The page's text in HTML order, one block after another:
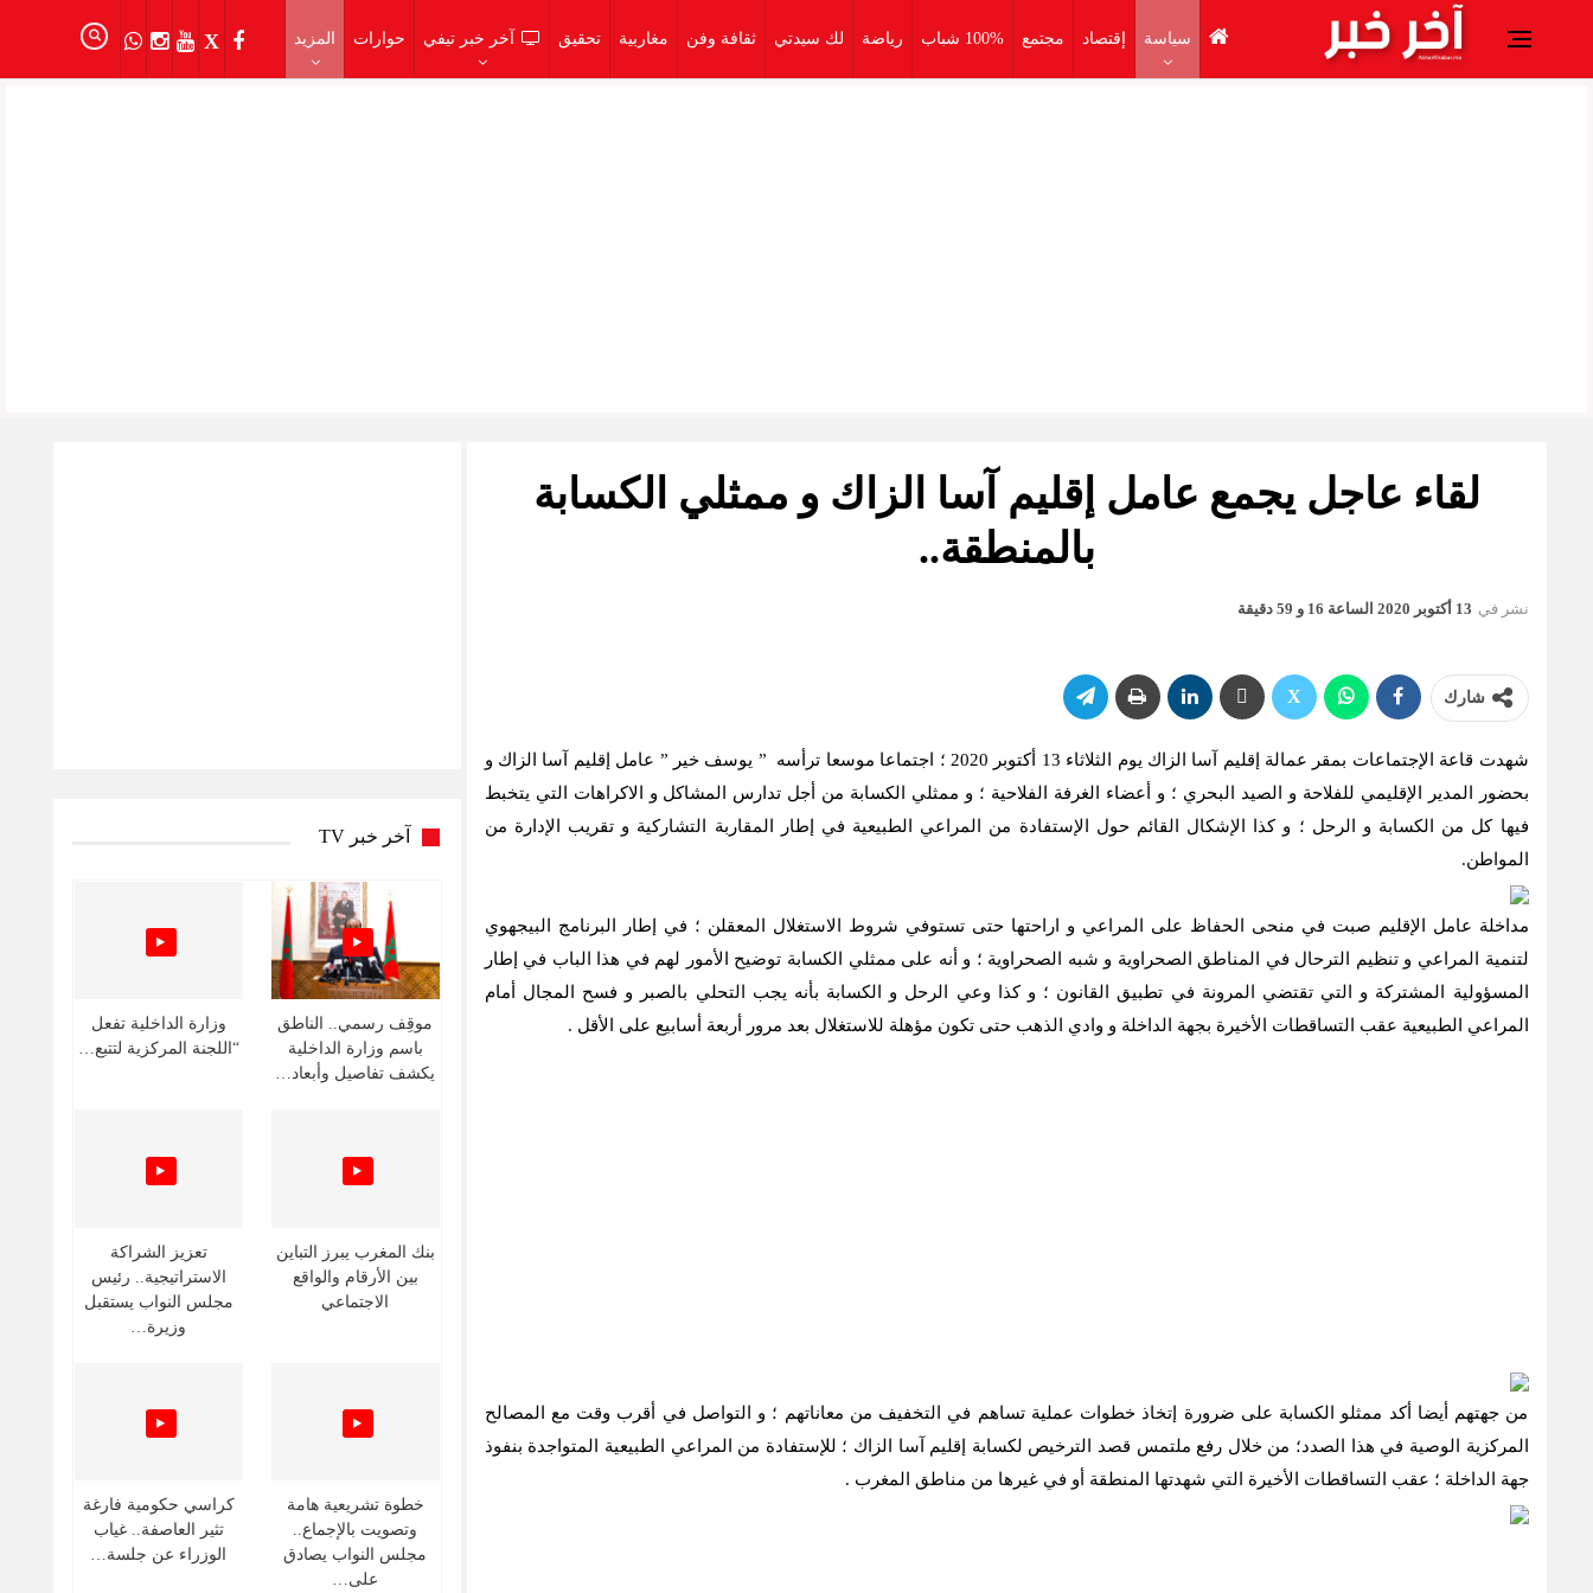
سياسة إقتصاد مجتمع 100% شباب رياضة لك سيدتي ثقافة وفن مغاربية تحقيق آخر خبر تيفي حوارات المزيد
لقاء عاجل يجمع عامل إقليم آسا الزاك و ممثلي الكسابة
بالمنطقة..
نشر في 13 أكتوبر 2020 الساعة 16 و 59 دقيقة
شارك
شهدت قاعة الإجتماعات بمقر عمالة إقليم آسا الزاك يوم الثلاثاء 13 أكتوبر 2020 ؛ اجتماعا موسعا ترأسه ” يوسف خير ” عامل إقليم آسا الزاك و
بحضور المدير الإقليمي للفلاحة و الصيد البحري ؛ و أعضاء الغرفة الفلاحية ؛ و ممثلي الكسابة من أجل تدارس المشاكل و الاكراهات التي يتخبط
فيها كل من الكسابة و الرحل ؛ و كذا الإشكال القائم حول الإستفادة من المراعي الطبيعية في إطار المقاربة التشاركية و تقريب الإدارة من
المواطن.
مداخلة عامل الإقليم صبت في منحى الحفاظ على المراعي و اراحتها حتى تستوفي شروط الاستغلال المعقلن ؛ في إطار البرنامج البيجهوي
لتنمية المراعي و تنظيم الترحال في المناطق الصحراوية و شبه الصحراوية ؛ و أنه على ممثلي الكسابة توضيح الأمور لهم في هذا الباب في إطار
المسؤولية المشتركة و التي تقتضي المرونة في تطبيق القانون ؛ و كذا وعي الرحل و الكسابة بأنه يجب التحلي بالصبر و فسح المجال أمام
المراعي الطبيعية عقب التساقطات الأخيرة بجهة الداخلة و وادي الذهب حتى تكون مؤهلة للاستغلال بعد مرور أربعة أسابيع على الأقل .
من جهتهم أيضا أكد ممثلو الكسابة على ضرورة إتخاذ خطوات عملية تساهم في التخفيف من معاناتهم ؛ و التواصل في أقرب وقت مع المصالح
المركزية الوصية في هذا الصدد؛ من خلال رفع ملتمس قصد الترخيص لكسابة إقليم آسا الزاك ؛ للإستفادة من المراعي الطبيعية المتواجدة بنفوذ
جهة الداخلة ؛ عقب التساقطات الأخيرة التي شهدتها المنطقة أو في غيرها من مناطق المغرب .
آخر خبر TV
موقِف رسمي.. الناطق
باسم وزارة الداخلية
يكشف تفاصيل وأبعاد…
وزارة الداخلية تفعل
“اللجنة المركزية لتتبع…
بنك المغرب يبرز التباين
بين الأرقام والواقع
الاجتماعي
تعزيز الشراكة
الاستراتيجية.. رئيس
مجلس النواب يستقبل
وزيرة…
خطوة تشريعية هامة
وتصويت بالإجماع..
مجلس النواب يصادق
على…
كراسي حكومية فارغة
تثير العاصفة.. غياب
الوزراء عن جلسة…